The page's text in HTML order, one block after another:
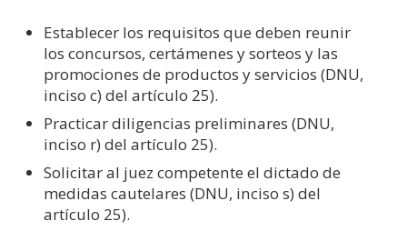
Establecer los requisitos que deben reunir
los concursos, certámenes y sorteos y las
promociones de productos y servicios (DNU,
inciso c) del artículo 25).
Practicar diligencias preliminares (DNU,
inciso r) del artículo 25).
Solicitar al juez competente el dictado de
medidas cautelares (DNU, inciso s) del
artículo 25).